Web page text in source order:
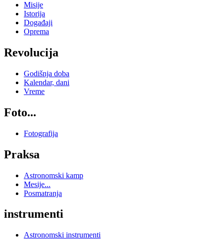
Misije
Istorija
Događaji
Oprema
Revolucija
Godišnja doba
Kalendar, dani
Vreme
Foto...
Fotografija
Praksa
Astronomski kamp
Mesije...
Posmatranja
instrumenti
Astronomski instrumenti